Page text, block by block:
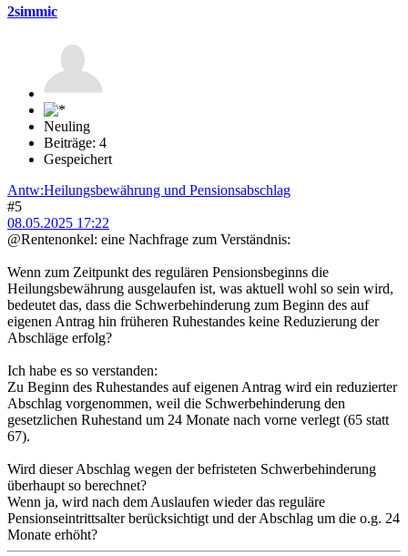
2simmic
Neuling
Beiträge: 4
Gespeichert
Antw:Heilungsbewährung und Pensionsabschlag
#5
08.05.2025 17:22
@Rentenonkel: eine Nachfrage zum Verständnis:
Wenn zum Zeitpunkt des regulären Pensionsbeginns die
Heilungsbewährung ausgelaufen ist, was aktuell wohl so sein wird,
bedeutet das, dass die Schwerbehinderung zum Beginn des auf
eigenen Antrag hin früheren Ruhestandes keine Reduzierung der
Abschläge erfolg?
Ich habe es so verstanden:
Zu Beginn des Ruhestandes auf eigenen Antrag wird ein reduzierter
Abschlag vorgenommen, weil die Schwerbehinderung den
gesetzlichen Ruhestand um 24 Monate nach vorne verlegt (65 statt
67).
Wird dieser Abschlag wegen der befristeten Schwerbehinderung
überhaupt so berechnet?
Wenn ja, wird nach dem Auslaufen wieder das reguläre
Pensionseintrittsalter berücksichtigt und der Abschlag um die o.g. 24
Monate erhöht?